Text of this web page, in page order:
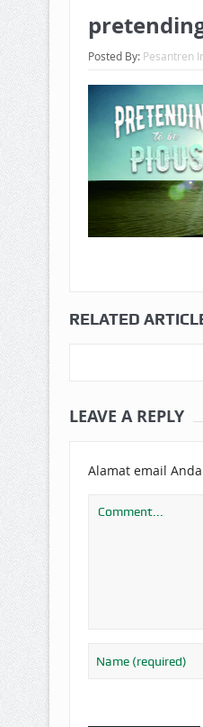
Posted By: Pesantren
RELATED
LEAVE A REPLY
Alamat email